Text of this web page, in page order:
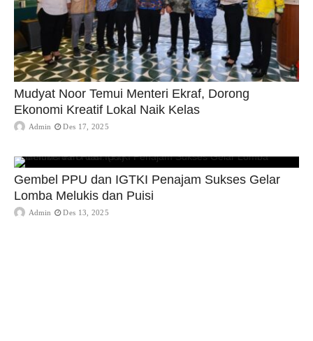
Mudyat Noor Temui Menteri Ekraf, Dorong
Ekonomi Kreatif Lokal Naik Kelas
Admin Des 17, 2025
Gembel PPU dan IGTKI Penajam Sukses Gelar
Lomba Melukis dan Puisi
Admin Des 13, 2025